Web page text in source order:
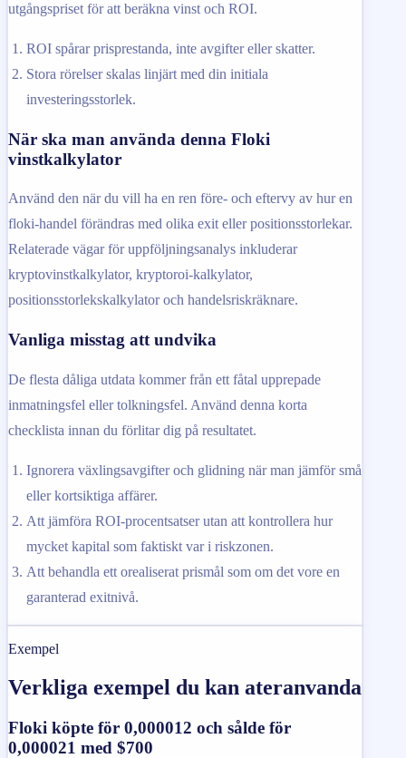
utgångspriset för att beräkna vinst och ROI.
ROI spårar prisprestanda, inte avgifter eller skatter.
Stora rörelser skalas linjärt med din initiala
investeringsstorlek.
När ska man använda denna Floki
vinstkalkylator
Använd den när du vill ha en ren före- och eftervy av hur en
floki-handel förändras med olika exit eller positionsstorlekar.
Relaterade vägar för uppföljningsanalys inkluderar
kryptovinstkalkylator, kryptoroi-kalkylator,
positionsstorlekskalkylator och handelsriskräknare.
Vanliga misstag att undvika
De flesta dåliga utdata kommer från ett fåtal upprepade
inmatningsfel eller tolkningsfel. Använd denna korta
checklista innan du förlitar dig på resultatet.
Ignorera växlingsavgifter och glidning när man jämför små
eller kortsiktiga affärer.
Att jämföra ROI-procentsatser utan att kontrollera hur
mycket kapital som faktiskt var i riskzonen.
Att behandla ett orealiserat prismål som om det vore en
garanterad exitnivå.
Exempel
Verkliga exempel du kan ateranvanda
Floki köpte för 0,000012 och sålde för
0,000021 med $700